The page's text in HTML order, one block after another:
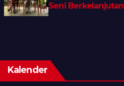
Seni Berkelanjutan
Kalender